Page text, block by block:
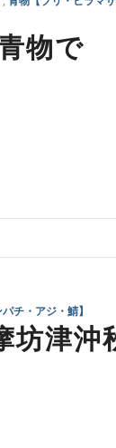
物で
チ・アジ・鯖】
坊津沖